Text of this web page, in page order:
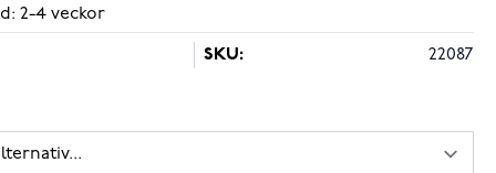
2-4 veckor
SKU: 22087